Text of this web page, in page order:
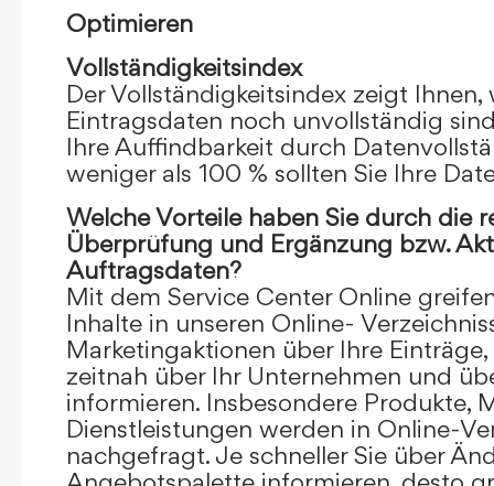
Optimieren
Vollständigkeitsindex
Der Vollständigkeitsindex zeigt
Eintragsdaten noch unvollständig
Ihre Auffindbarkeit durch
weniger als 100 % sollten Sie Ihre
Welche Vorteile haben Sie durch die
Überprüfung und Ergänzung bzw.
Auftragsdaten?
Mit dem Service Center Online
Inhalte in unseren Online-
Marketingaktionen über Ihre
zeitnah über Ihr Unternehmen und
informieren. Insbesondere Produkte,
Dienstleistungen werden in Online-
nachgefragt. Je schneller Sie über